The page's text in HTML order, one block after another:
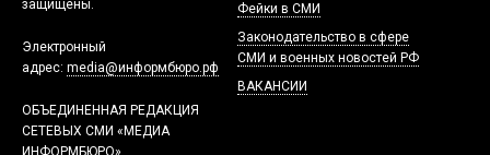
защищены.
Электронный
адрес: media@информбюро.рф
ОБЪЕДИНЕННАЯ РЕДАКЦИЯ
СЕТЕВЫХ СМИ «МЕДИА
ИНФОРМБЮРО»
Фейки в СМИ
Законодательство в сфере
СМИ и военных новостей РФ
ВАКАНСИИ